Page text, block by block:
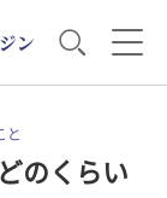
のポイント
と
のくらい